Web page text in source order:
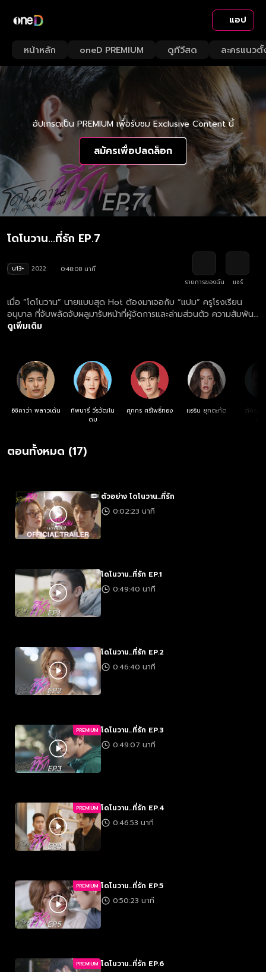
แอป
หน้าหลัก oneD PREMIUM ดูทีวีสด ละครแนวตั้
อัปเกรดเป็น PREMIUM เพื่อรับชม Exclusive Content นี้
สมัครเพื่อปลดล็อก
โดโนวาน...ที่รัก EP.7
น13+ 2022
0:48:08 นาที
รายการของฉัน
แชร์
เมื่อ “โดโนวาน” นายแบบสุด Hot ต้องมาเจอกับ “แปม” ครูโรงเรียน
อนุบาล ที่จับพลัดจับผลูมารับหน้าที่ผู้จัดการและล่ามส่วนตัว ความสัมพันธ์
ของทั้งคู่กำลังไปได้ดี แต่กลับสะดุด! เมื่อแปมเกิดรู้ความลับบางอย่าง
ดูเพิ่มเติม
อิชิคาว่า พลาวเด้น
ทิพนารี วีรวัฒโน
ดม
ศุภกร ศรีโพธิ์ทอง แอริน ยุกตะทัต
ภัครมัย
ตอนทั้งหมด (17)
ตัวอย่าง โดโนวาน...ที่รัก
0:02:23 นาที
โดโนวาน...ที่รัก EP.1
0:49:40 นาที
โดโนวาน...ที่รัก EP.2
0:46:40 นาที
PREMIUM โดโนวาน...ที่รัก EP.3
0:49:07 นาที
PREMIUM โดโนวาน...ที่รัก EP.4
0:46:53 นาที
PREMIUM โดโนวาน...ที่รัก EP.5
0:50:23 นาที
PREMIUM โดโนวาน...ที่รัก EP.6